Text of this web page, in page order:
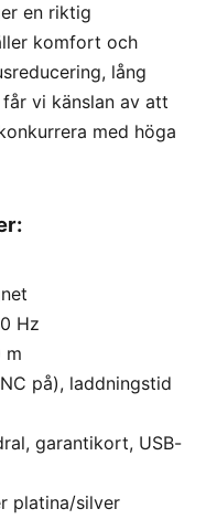
en riktig
komfort och
lång
vi känslan av att
med höga
Hz
m
på), laddningstid
garantikort, USB-
platina/silver